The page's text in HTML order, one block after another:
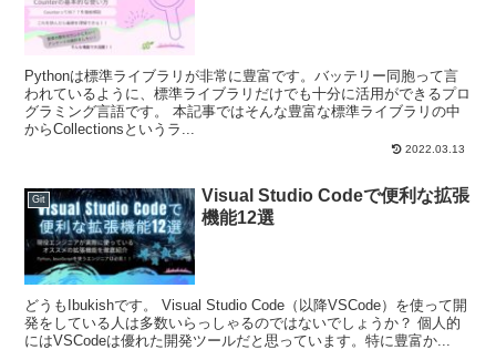
Pythonは標準ライブラリが非常に豊富です。バッテリー同胞って言
われているように、標準ライブラリだけでも十分に活用ができるプロ
グラミング言語です。 本記事ではそんな豊富な標準ライブラリの中
からCollectionsというラ...
2022.03.13
Git
Visual Studio Codeで便利な拡張
機能12選
どうもIbukishです。 Visual Studio Code（以降VSCode）を使って開
発をしている人は多数いらっしゃるのではないでしょうか？ 個人的
にはVSCodeは優れた開発ツールだと思っています。特に豊富か...